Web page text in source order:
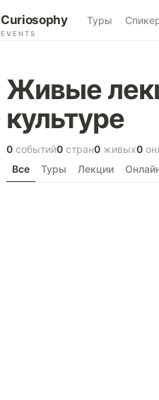
Curiosophy
EVENTS
Туры
Живые
культуре
0 событий0 стран0 живых0
Все
Туры Лекции